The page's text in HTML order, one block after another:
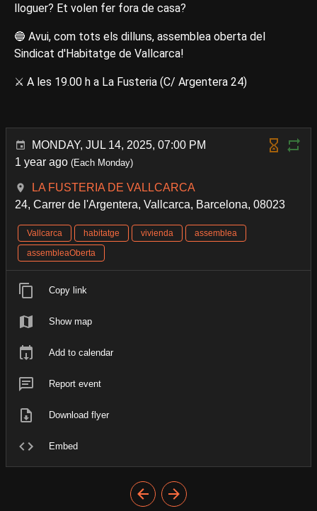
lloguer? Et volen fer fora de casa?
🔵 Avui, com tots els dilluns, assemblea oberta del
Sindicat d'Habitatge de Vallcarca!
⚔️ A les 19.00 h a La Fusteria (C/ Argentera 24)
MONDAY, JUL 14, 2025, 07:00 PM
1 year ago (Each Monday)
LA FUSTERIA DE VALLCARCA
24, Carrer de l'Argentera, Vallcarca, Barcelona, 08023
Vallcarca habitatge vivienda
assemblea
assembleaOberta
Copy link
Show map
Add to calendar
Report event
Download flyer
Embed